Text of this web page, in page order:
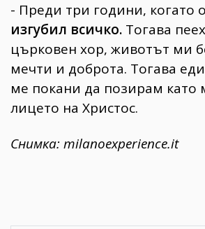
- Преди три години, когато
изгубил всичко. Тогава
църковен хор, животът ми
мечти и доброта. Тогава
ме покани да позирам като
лицето на Христос.
Снимка: milanoexperience.it